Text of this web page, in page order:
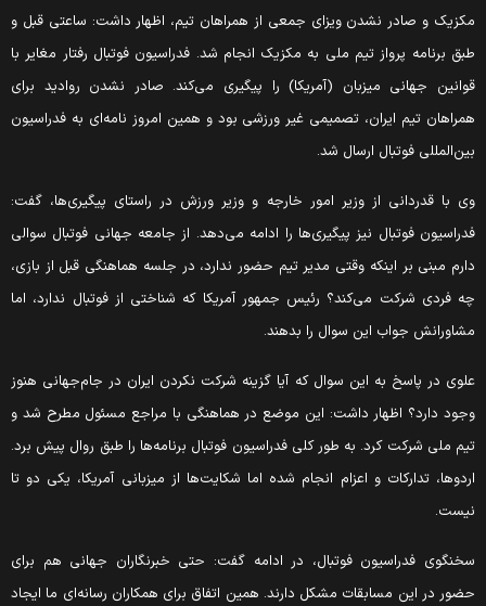
و صادر نشدن ویزای جمعی از همراهان تیم، ‌اظهار داشت: ساعتی قبل و
برنامه پرواز تیم ملی به مکزیک انجام شد. فدراسیون فوتبال رفتار مغایر با
جهانی میزبان (آمریکا) را پیگیری می‌کند. صادر نشدن روادید برای
تیم ایران، تصمیمی غیر ورزشی بود و همین امروز نامه‌ای به فدراسیون
فوتبال ارسال شد.
با قدردانی از وزیر امور خارجه و وزیر ورزش در راستای پیگیری‌ها،‌ گفت:
فوتبال نیز پیگیری‌ها را ادامه می‌دهد. از جامعه جهانی فوتبال سوالی
مبنی بر اینکه وقتی مدیر تیم حضور ندارد، در جلسه هماهنگی قبل از بازی،
فردی شرکت می‌کند؟ رئیس جمهور آمریکا که شناختی از فوتبال ندارد، اما
جواب این سوال را بدهند.
در پاسخ به این سوال که آیا گزینه شرکت نکردن ایران در جام‌جهانی هنوز
دارد؟ اظهار داشت: این موضع در هماهنگی با مراجع مسئول مطرح شد و
ملی شرکت کرد. به طور کلی فدراسیون فوتبال برنامه‌ها را طبق روال پیش برد.
تدارکات و اعزام انجام شده اما شکایت‌ها از میزبانی آمریکا، یکی دو تا
فدراسیون فوتبال، در ادامه گفت: حتی خبرنگاران جهانی هم برای
در این مسابقات مشکل دارند. همین اتفاق برای همکاران رسانه‌ای ما ایجاد